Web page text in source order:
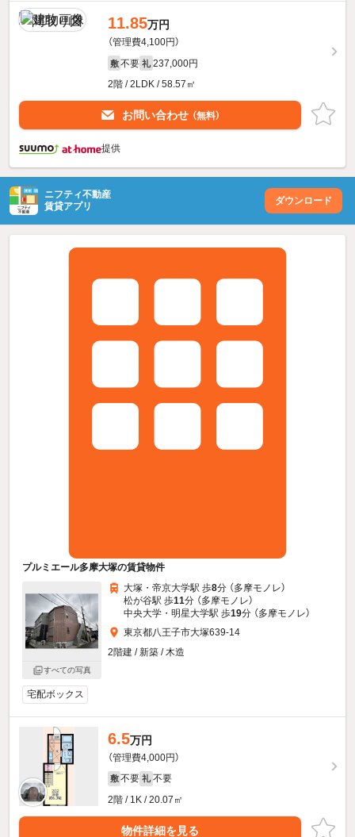
11.85万円
（管理費4,100円）
敷 不要 礼 237,000円
2階 / 2LDK / 58.57㎡
お問い合わせ （無料）
提供
ニフティ不動産
賃貸アプリ
ダウンロード
プルミエール多摩大塚の賃貸物件
すべての写真
大塚・帝京大学駅 歩8分 （多摩モノレ）
松が谷駅 歩11分 （多摩モノレ）
中央大学・明星大学駅 歩19分 （多摩モノレ）
東京都八王子市大塚639-14
2階建 / 新築 / 木造
宅配ボックス
6.5万円
（管理費4,000円）
敷 不要 礼 不要
2階 / 1K / 20.07㎡
物件詳細を見る